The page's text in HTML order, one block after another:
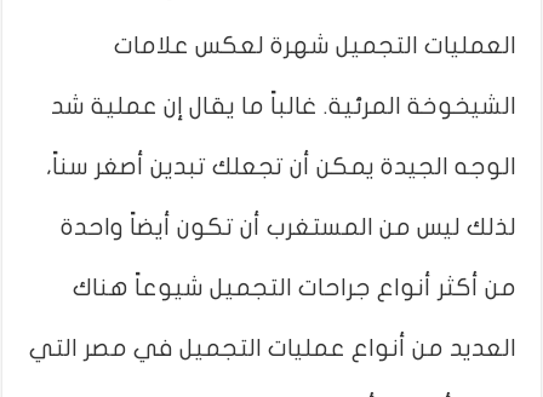
العمليات التجميل شهرة لعكس علامات
الشيخوخة المرئية. غالباً ما يقال إن عملية شد
الوجه الجيدة يمكن أن تجعلك تبدين أصغر سناً،
لذلك ليس من المستغرب أن تكون أيضاً واحدة
من أكثر أنواع جراحات التجميل شيوعاً هناك
العديد من أنواع عمليات التجميل في مصر التي